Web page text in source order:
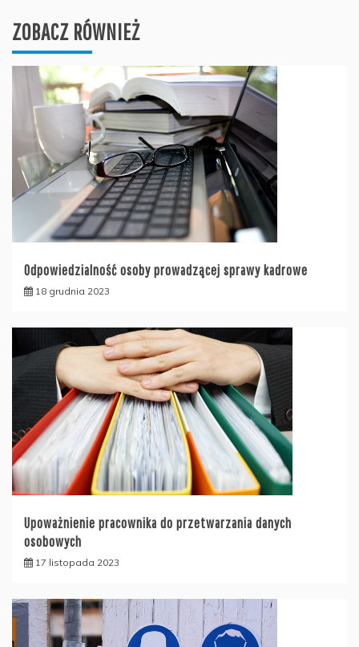
ZOBACZ RÓWNIEŻ
Odpowiedzialność osoby prowadzącej sprawy kadrowe
18 grudnia 2023
Upoważnienie pracownika do przetwarzania danych
osobowych
17 listopada 2023